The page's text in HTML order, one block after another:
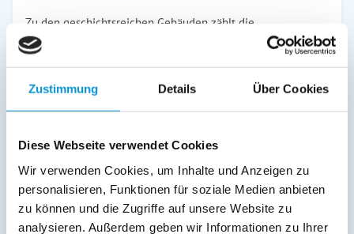
Zustimmung Details Über Cookies
Diese Webseite verwendet Cookies
Wir verwenden Cookies, um Inhalte und Anzeigen zu
personalisieren, Funktionen für soziale Medien anbieten
zu können und die Zugriffe auf unsere Website zu
analysieren. Außerdem geben wir Informationen zu Ihrer
Zu den geschichtsreichen Gebäuden zählt die
Backsteinkirche St. Michael. Sie stammt nachweislich aus
dem 13. Jahrhundert. Offiziell wurde sie 1250 das erste Mal
46,25 Metern zählt sie zu einer der längsten Kirchenbauten
der gesamten Insel. Geschichtsinteressierte sind weiterhin
Dobberworth ist eines der größtenHünengräber
aus der Bronzezeit, um 1700-1100 vor der unseren
Zeitrechnung. Es liegt direkt an der B96 und ist damit
zentral erreichbar. Eine solch historische Tour kann man